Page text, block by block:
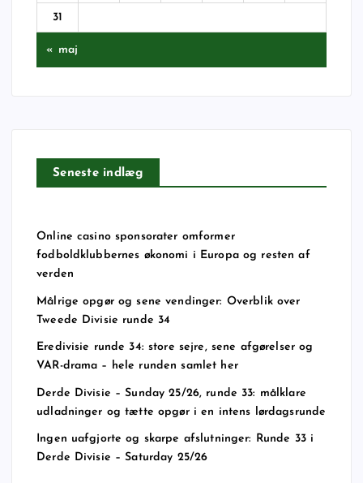
31
« maj
Seneste indlæg
Online casino sponsorater omformer
fodboldklubbernes økonomi i Europa og resten af
verden
Målrige opgør og sene vendinger: Overblik over
Tweede Divisie runde 34
Eredivisie runde 34: store sejre, sene afgørelser og
VAR-drama – hele runden samlet her
Derde Divisie – Sunday 25/26, runde 33: målklare
udladninger og tætte opgør i en intens lørdagsrunde
Ingen uafgjorte og skarpe afslutninger: Runde 33 i
Derde Divisie – Saturday 25/26